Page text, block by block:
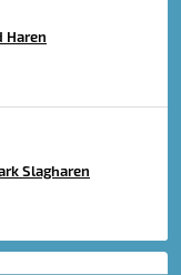
Haren
Slagharen